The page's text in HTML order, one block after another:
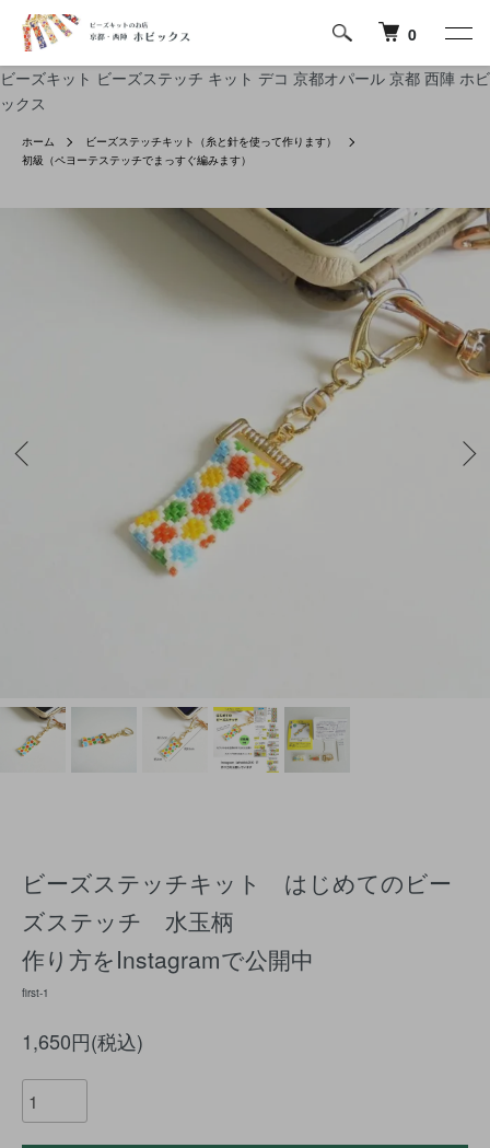
ビーズキット ビーズステッチ キット デコ 京都オパール 京都 西陣 ホビ
ックス
0
ホーム
ビーズステッチキット（糸と針を使って作ります）
初級（ペヨーテステッチでまっすぐ編みます）
ビーズステッチキット はじめてのビー
ズステッチ 水玉柄
作り方をInstagramで公開中
first-1
1,650円(税込)